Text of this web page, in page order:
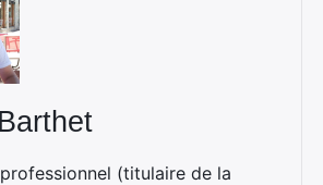
(titulaire de la